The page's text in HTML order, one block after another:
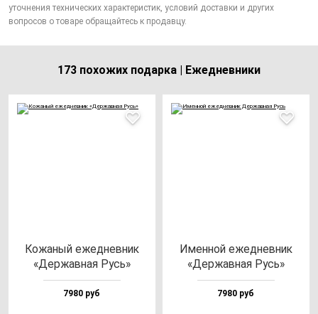
уточнения технических характеристик, условий доставки и других
вопросов о товаре обращайтесь к продавцу.
173 похожих подарка | Ежедневники
Кожа­ный ежед­нев­ник
«Дер­жав­ная Русь»
7980 руб
Имен­ной ежед­нев­ник
«Дер­жав­ная Русь»
7980 руб